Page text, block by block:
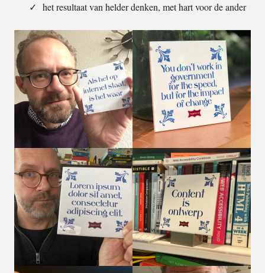
het resultaat van helder denken, met hart voor de ander